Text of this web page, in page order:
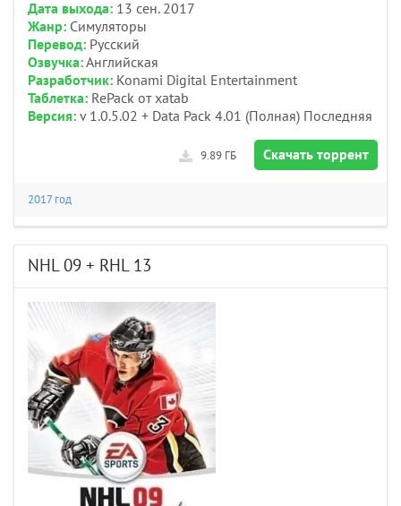
Дата выхода: 13 сен. 2017
Жанр: Симуляторы
Перевод: Русский
Озвучка:Английская
Разработчик: Konami Digital Entertainment
Таблетка: RePack от xatab
Версия: v 1.0.5.02 + Data Pack 4.01 (Полная) Последняя
Скачать торрент
9.89 ГБ
2017 год
NHL 09 + RHL 13